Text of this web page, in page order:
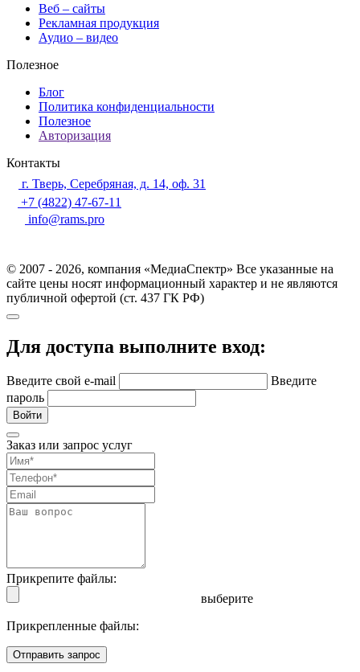
Веб – сайты
Рекламная продукция
Аудио – видео
Полезное
Блог
Политика конфиденциальности
Полезное
Авторизация
Контакты
г. Тверь, Серебряная, д. 14, оф. 31
+7 (4822) 47-67-11
info@rams.pro
© 2007 - 2026, компания «МедиаСпектр» Все указанные на
сайте цены носят информационный характер и не являются
публичной офертой (ст. 437 ГК РФ)
Для доступа выполните вход:
Введите свой e-mail
Введите
пароль
Войти
Заказ или запрос услуг
Прикрепите файлы:
выберите
Прикрепленные файлы:
Отправить запрос